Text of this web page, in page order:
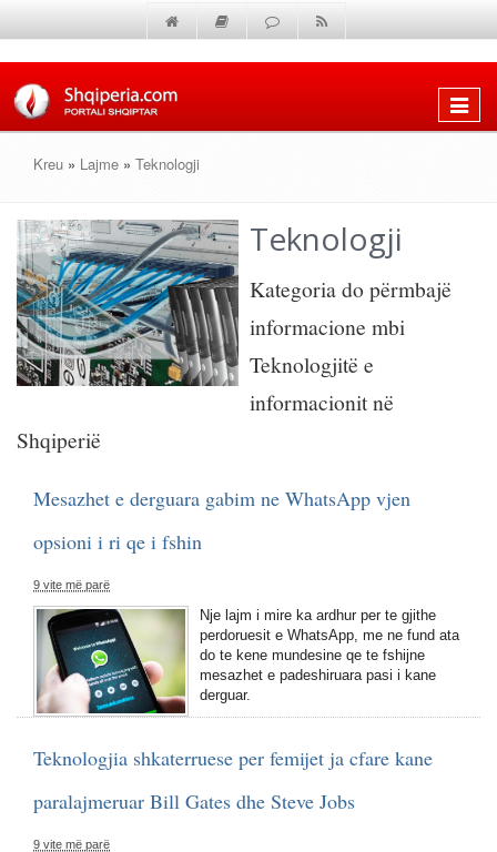
Shfaq
Kreu » Lajme » Teknologji
Teknologji
Kategoria do përmbajë
informacione mbi
Teknologjitë e
informacionit në
Shqiperië
Mesazhet e derguara gabim ne WhatsApp vjen
opsioni i ri qe i fshin
9 vite më parë
Nje lajm i mire ka ardhur per te gjithe
perdoruesit e WhatsApp, me ne fund ata
do te kene mundesine qe te fshijne
mesazhet e padeshiruara pasi i kane
derguar.
Teknologjia shkaterruese per femijet ja cfare kane
paralajmeruar Bill Gates dhe Steve Jobs
9 vite më parë